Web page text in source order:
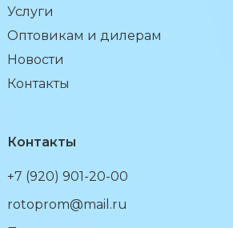
Услуги
Оптовикам и дилерам
Новости
Контакты
Контакты
+7 (920) 901-20-00
rotoprom@mail.ru